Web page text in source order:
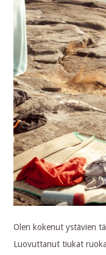
Olen kokenut ystävien
Luovuttanut tiukat